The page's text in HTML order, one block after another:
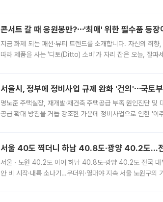
콘서트 갈 때 응원봉만?⋯'최애' 위한 필수품 등
지금 화제 되는 패션·뷰티 트렌드를 소개합니다. 자신의 취
따라 제품을 사는 '디토(Ditto) 소비'가 자리 잡은 오늘, 잘파
서울시, 정부에 정비사업 규제 완화 '건의'⋯국토
명노준 주택실장, 재개발·재건축 주택공급 부족 원인진단 및
공급 확대 방침을 거듭 강조한 가운데 정비사업으로 인한 '
서울 40도 찍더니 하남 40.8도·광양 40.2도…
서울ㆍ노원 40.2도 이어 하남 40.8도·광양 40.2도 전국
안 비 시작·내륙 소나기…무더위·열대야 지속 서울 노원구